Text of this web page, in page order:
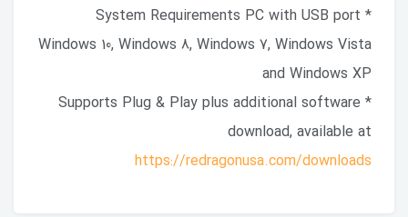
* System Requirements PC with USB port
Windows 10, Windows 8, Windows 7, Windows Vista
and Windows XP
* Supports Plug & Play plus additional software
download, available at
https://redragonusa.com/downloads